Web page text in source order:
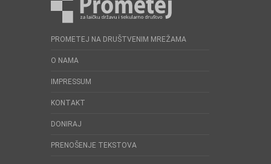
PROMETEJ NA DRUŠTVENIM MREŽAMA
O NAMA
IMPRESSUM
KONTAKT
DONIRAJ
PRENOŠENJE TEKSTOVA